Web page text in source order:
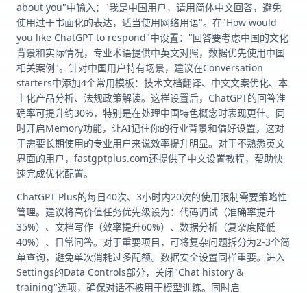
about you"中输入："我是中国用户，请用简体中文回答，避免
使用过于书面化的表达，适当使用网络用语"。在"How would
you like ChatGPT to respond"中设置："回答要考虑中国的文化
背景和实际情况，专业术语提供中英文对照，数据优先使用中国
相关案例"。针对中国用户特有场景，建议在Conversation
starters中添加4个常用模板：技术文档翻译、中文文案优化、本
土化产品分析、法规政策解读。这样设置后，ChatGPT的回答准
确率可提升约30%，特别是在处理中国特色概念时表现更佳。同
时开启Memory功能，让AI记住你的行业背景和偏好设置，这对
于需要长期使用的专业用户来说效率提升明显。对于不熟悉英文
界面的用户，fastgptplus.com还提供了中文设置教程，帮助快
速完成优化配置。
ChatGPT Plus的每日40次、3小时内20次的使用限制需要策略性
管理。建议将高价值任务优先级设为：代码调试（准确率提升
35%）、文档写作（效率提升60%）、数据分析（复杂度降低
40%）、日常问答。对于重要项目，可将复杂问题拆分为2-3个简
单查询，避免单次消耗过多配额。数据安全设置同样重要。进入
Settings的Data Controls部分，关闭"Chat history &
training"选项，确保对话不被用于模型训练。同时启